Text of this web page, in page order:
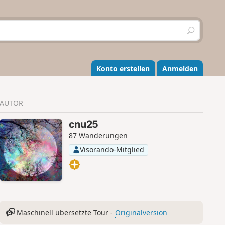
S
u
h
e
n
Konto erstellen Anmelden
AUTOR
cnu25
87 Wanderungen
Visorando-Mitglied
Maschinell übersetzte Tour - Originalversion